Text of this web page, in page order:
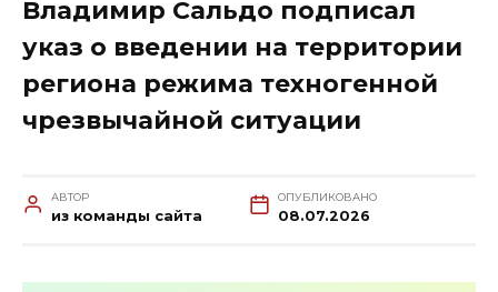
Владимир Сальдо подписал
указ о введении на территории
региона режима техногенной
чрезвычайной ситуации
АВТОР
из команды сайта
ОПУБЛИКОВАНО
08.07.2026